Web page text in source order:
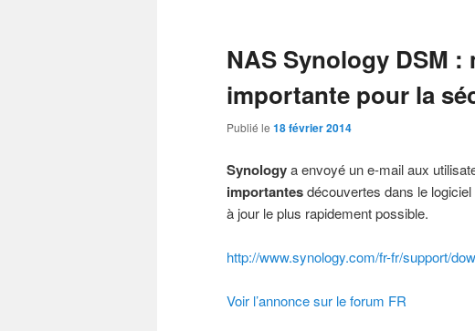
NAS Synology DSM :
importante pour la
Publié le 18 février 2014
Synologya envoyé un e-mail aux
importantesdécouvertes dans le logiciel
à jour le plus rapidement possible.
http://www.synology.com/fr-fr/support/
Voir l’annonce sur le forum FR